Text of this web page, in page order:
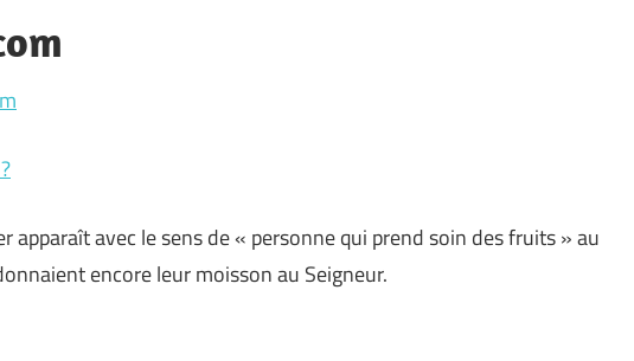
apparaît avec le sens de « personne qui prend soin des fruits » au
encore leur moisson au Seigneur.